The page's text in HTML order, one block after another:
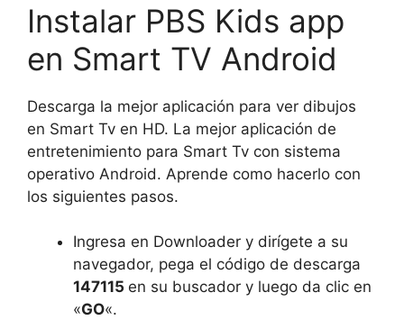
Instalar PBS Kids app
en Smart TV Android
Descarga la mejor aplicación para ver dibujos
en Smart Tv en HD. La mejor aplicación de
entretenimiento para Smart Tv con sistema
operativo Android. Aprende como hacerlo con
los siguientes pasos.
Ingresa en Downloader y dirígete a su
navegador, pega el código de descarga
147115 en su buscador y luego da clic en
«GO«.